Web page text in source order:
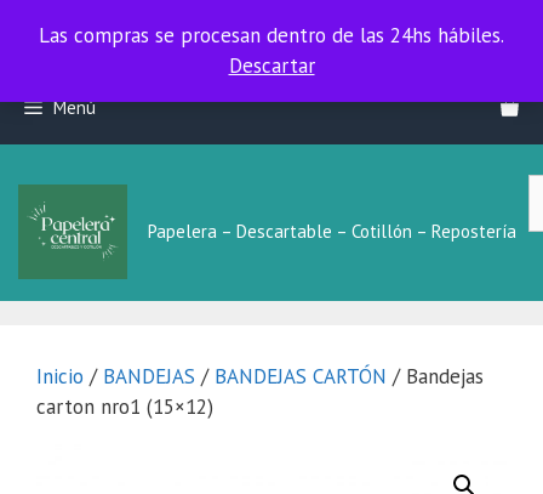
Las compras se procesan dentro de las 24hs hábiles.
Las compras se procesan dentro de las 24hs hábiles.
Descartar
contenido
Menú
Papelera – Descartable – Cotillón – Repostería
Inicio / BANDEJAS / BANDEJAS CARTÓN / Bandejas
carton nro1 (15×12)